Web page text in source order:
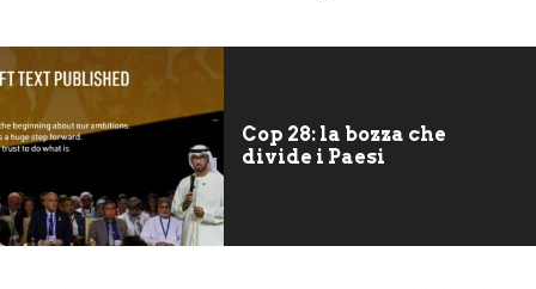
Cop 28: la bozza che
divide i Paesi